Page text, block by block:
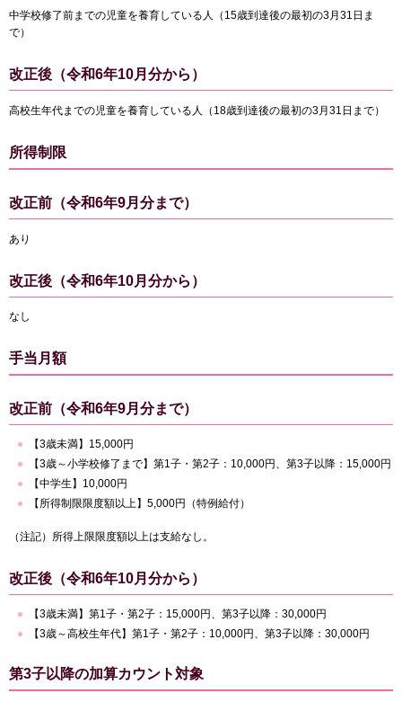
中学校修了前までの児童を養育している人（15歳到達後の最初の3月31日ま
で）
改正後（令和6年10月分から）
高校生年代までの児童を養育している人（18歳到達後の最初の3月31日まで）
所得制限
改正前（令和6年9月分まで）
あり
改正後（令和6年10月分から）
なし
手当月額
改正前（令和6年9月分まで）
【3歳未満】15,000円
【3歳～小学校修了まで】第1子・第2子：10,000円、第3子以降：15,000円
【中学生】10,000円
【所得制限限度額以上】5,000円（特例給付）
（注記）所得上限限度額以上は支給なし。
改正後（令和6年10月分から）
【3歳未満】第1子・第2子：15,000円、第3子以降：30,000円
【3歳～高校生年代】第1子・第2子：10,000円、第3子以降：30,000円
第3子以降の加算カウント対象